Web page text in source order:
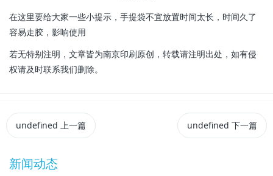
在这里要给大家一些小提示，手提袋不宜放置时间太长，时间久了
容易走胶，影响使用
若无特别注明，文章皆为南京印刷原创，转载请注明出处，如有侵
权请及时联系我们删除。
undefined 上一篇 undefined 下一篇
新闻动态